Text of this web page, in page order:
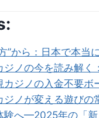
”から：日本で本当
ジノの今を読み解
カジノの入金不要ボ
ジノが変える遊び
験へ—2025年の「